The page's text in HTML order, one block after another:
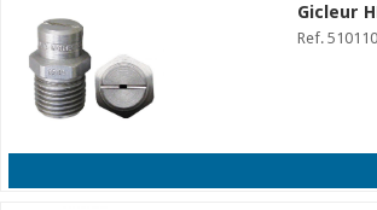
Gicleur
Ref. 510110